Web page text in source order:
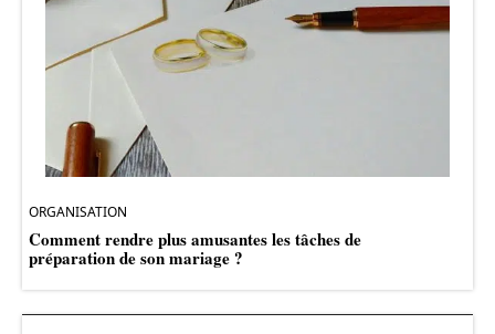
ORGANISATION
Comment rendre plus amusantes les tâches de
préparation de son mariage ?